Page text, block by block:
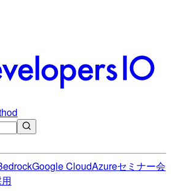
Google CloudAzureセミナー会